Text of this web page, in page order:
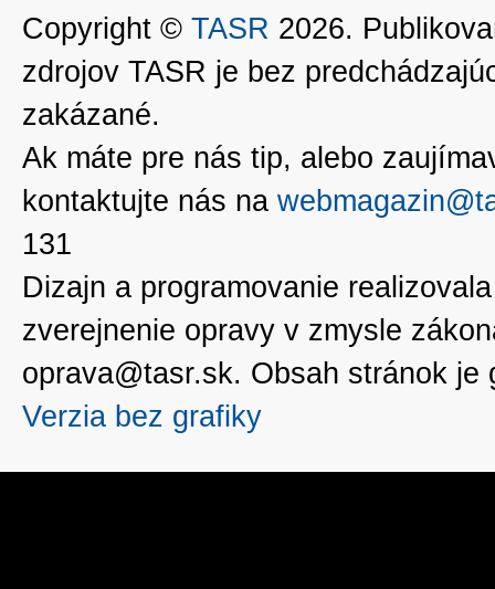
Copyright © TASR 2026.
zdrojov TASR je bez
zakázané.
Ak máte pre nás tip, alebo
kontaktujte nás na
131
Dizajn a programovanie
zverejnenie opravy v zmysle
oprava@tasr.sk. Obsah stránok
Verzia bez grafiky